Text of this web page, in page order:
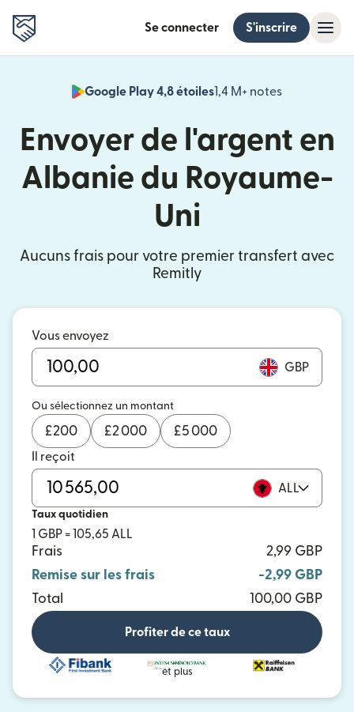
Se connecter S'inscrire
Google Play 4,8 étoiles1,4 M+ notes
Envoyer de l'argent en
Albanie du Royaume-
Uni
Aucuns frais pour votre premier transfert avec
Remitly
Vous envoyez
GBP
Ou sélectionnez un montant
£200 £2 000 £5 000
Il reçoit
ALL
Taux quotidien
1 GBP = 105,65 ALL
Frais
2,99 GBP
Remise sur les frais
-2,99 GBP
Total
100,00 GBP
Profiter de ce taux
et plus